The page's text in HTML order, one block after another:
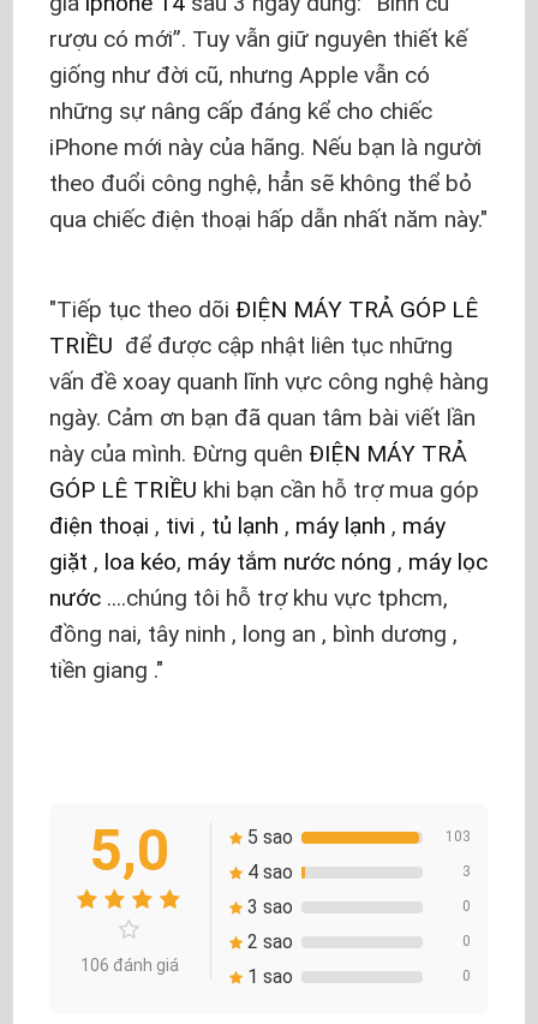
rượu có mới”. Tuy vẫn giữ nguyên thiết kế
giống như đời cũ, nhưng Apple vẫn có
những sự nâng cấp đáng kể cho chiếc
iPhone mới này của hãng. Nếu bạn là người
theo đuổi công nghệ, hẳn sẽ không thể bỏ
qua chiếc điện thoại hấp dẫn nhất năm này.
Tiếp tục theo dõi ĐIỆN MÁY TRẢ GÓP LÊ
TRIỀU để được cập nhật liên tục những
vấn đề xoay quanh lĩnh vực công nghệ hàng
ngày. Cảm ơn bạn đã quan tâm bài viết lần
này của mình. Đừng quên ĐIỆN MÁY TRẢ
GÓP LÊ TRIỀU khi bạn cần hỗ trợ mua góp
điện thoại , tivi , tủ lạnh , máy lạnh , máy
giặt , loa kéo, máy tắm nước nóng , máy lọc
nước ....chúng tôi hỗ trợ khu vực tphcm,
đồng nai, tây ninh , long an , bình dương ,
tiền giang .
5,0
106 đánh giá
5 sao 103
4 sao 3
3 sao 0
2 sao 0
1 sao 0